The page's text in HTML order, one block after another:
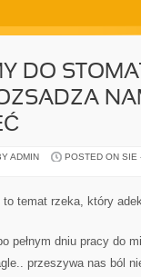
DO
ADMIN POSTED ON SIE
to temat rzeka, który
pełnym dniu pracy do
przeszywa nas ból